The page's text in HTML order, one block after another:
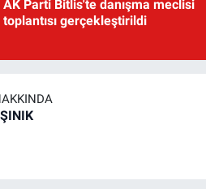
AK Parti Bitlis'te danışma meclisi
toplantısı gerçekleştirildi